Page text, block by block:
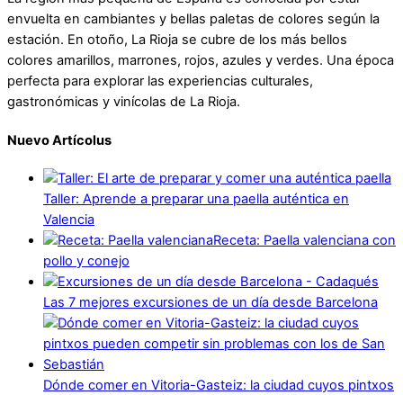
envuelta en cambiantes y bellas paletas de colores según la
estación. En otoño, La Rioja se cubre de los más bellos
colores amarillos, marrones, rojos, azules y verdes. Una época
perfecta para explorar las experiencias culturales,
gastronómicas y vinícolas de La Rioja.
Nuevo Artícolus
Taller: Aprende a preparar una paella auténtica en
Valencia
Receta: Paella valenciana con
pollo y conejo
Las 7 mejores excursiones de un día desde Barcelona
Dónde comer en Vitoria-Gasteiz: la ciudad cuyos pintxos